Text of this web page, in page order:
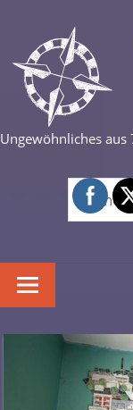
Inhalt
springen
Ungewöhnliches
Suchen
nach: